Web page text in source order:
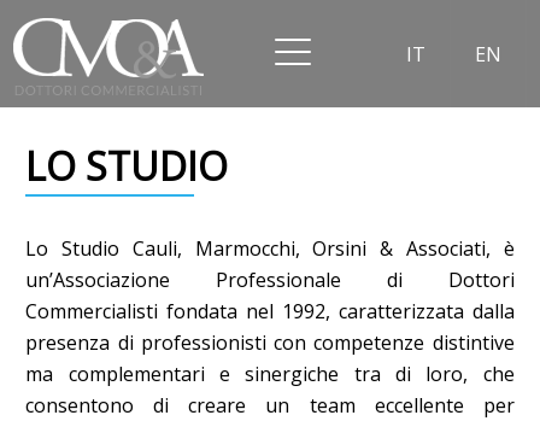
IT EN
LO STUDIO
Lo Studio Cauli, Marmocchi, Orsini & Associati, è
un’Associazione Professionale di Dottori
Commercialisti fondata nel 1992, caratterizzata dalla
presenza di professionisti con competenze distintive
ma complementari e sinergiche tra di loro, che
consentono di creare un team eccellente per